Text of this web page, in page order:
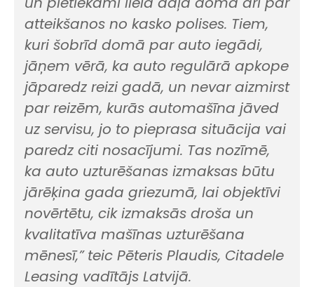
atteikšanos no kasko polises. Tiem,
kuri šobrīd domā par auto iegādi,
jāņem vērā, ka auto regulārā apkope
jāparedz reizi gadā, un nevar aizmirst
par reizēm, kurās automašīna jāved
uz servisu, jo to pieprasa situācija vai
paredz citi nosacījumi. Tas nozīmē,
ka auto uzturēšanas izmaksas būtu
jārēķina gada griezumā, lai objektīvi
novērtētu, cik izmaksās droša un
kvalitatīva mašīnas uzturēšana
mēnesī,” teic Pēteris Plaudis, Citadele
Leasing vadītājs Latvijā.